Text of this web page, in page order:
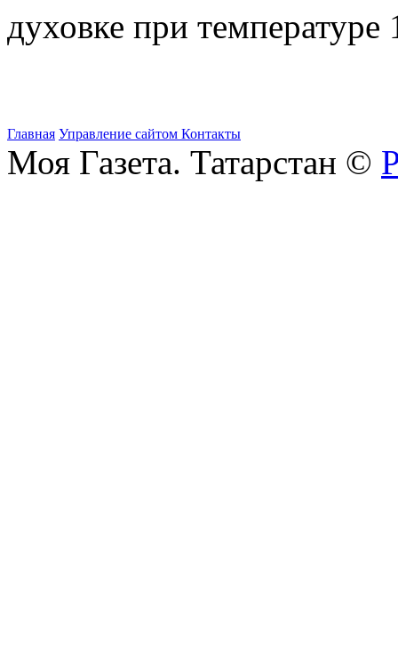
духовке при температуре
Главная Управление сайтом Контакты
Моя Газета. Татарстан ©